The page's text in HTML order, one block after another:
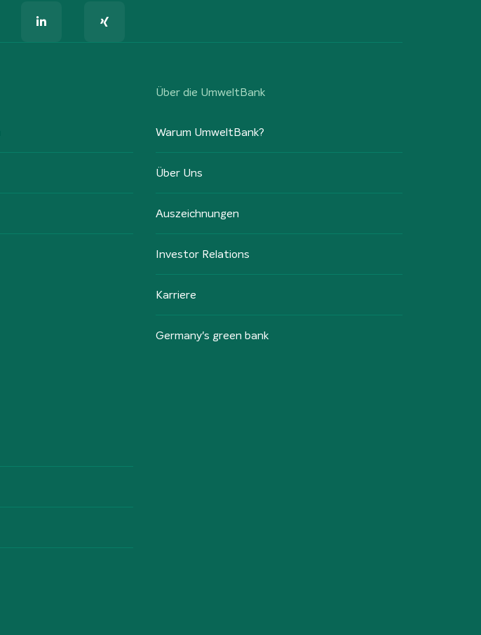
Über die UmweltBank
Warum UmweltBank?
Über Uns
Auszeichnungen
Investor Relations
Karriere
Germany's green bank